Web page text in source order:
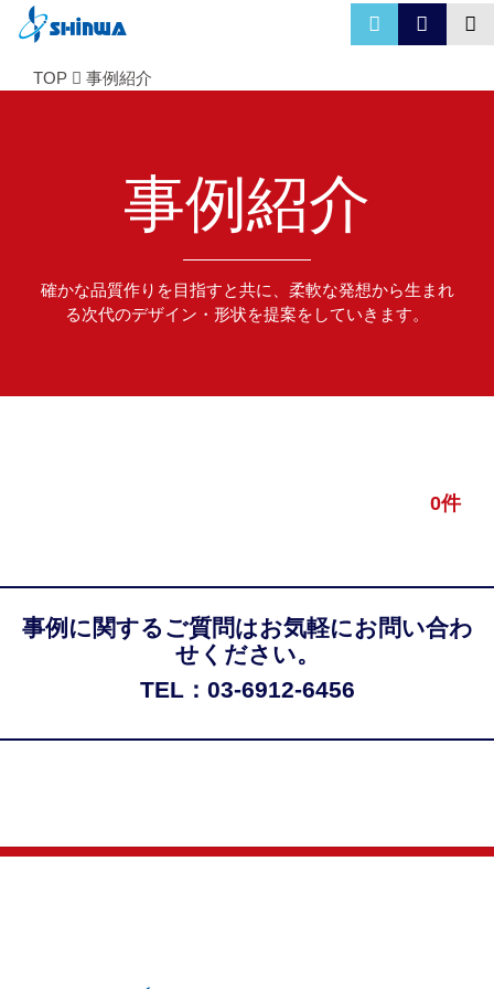
TOP 事例紹介
事例紹介
確かな品質作りを目指すと共に、柔軟な発想から生まれ
る次代のデザイン・形状を提案をしていきます。
0件
事例に関するご質問はお気軽にお問い合わ
せください。
TEL：03-6912-6456